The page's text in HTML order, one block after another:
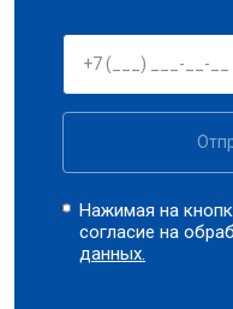
Нажимая на
согласие на
данных.